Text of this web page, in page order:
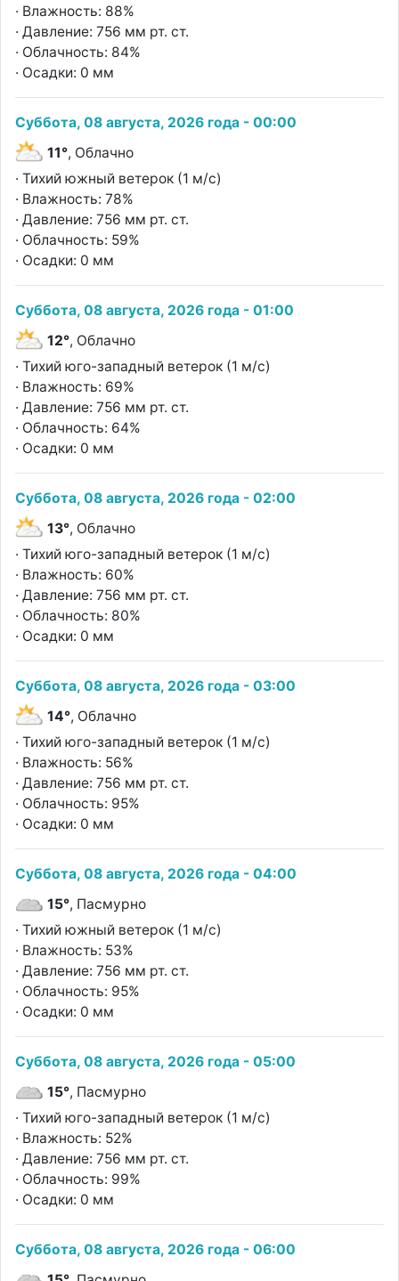
· Влажность: 88%
· Давление: 756 мм рт. ст.
· Облачность: 84%
· Осадки: 0 мм
Суббота, 08 августа, 2026 года - 00:00
11°, Облачно
· Тихий южный ветерок (1 м/с)
· Влажность: 78%
· Давление: 756 мм рт. ст.
· Облачность: 59%
· Осадки: 0 мм
Суббота, 08 августа, 2026 года - 01:00
12°, Облачно
· Тихий юго-западный ветерок (1 м/с)
· Влажность: 69%
· Давление: 756 мм рт. ст.
· Облачность: 64%
· Осадки: 0 мм
Суббота, 08 августа, 2026 года - 02:00
13°, Облачно
· Тихий юго-западный ветерок (1 м/с)
· Влажность: 60%
· Давление: 756 мм рт. ст.
· Облачность: 80%
· Осадки: 0 мм
Суббота, 08 августа, 2026 года - 03:00
14°, Облачно
· Тихий юго-западный ветерок (1 м/с)
· Влажность: 56%
· Давление: 756 мм рт. ст.
· Облачность: 95%
· Осадки: 0 мм
Суббота, 08 августа, 2026 года - 04:00
15°, Пасмурно
· Тихий южный ветерок (1 м/с)
· Влажность: 53%
· Давление: 756 мм рт. ст.
· Облачность: 95%
· Осадки: 0 мм
Суббота, 08 августа, 2026 года - 05:00
15°, Пасмурно
· Тихий юго-западный ветерок (1 м/с)
· Влажность: 52%
· Давление: 756 мм рт. ст.
· Облачность: 99%
· Осадки: 0 мм
Суббота, 08 августа, 2026 года - 06:00